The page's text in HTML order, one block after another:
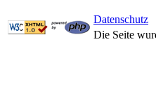
Datenschutz
Die Seite